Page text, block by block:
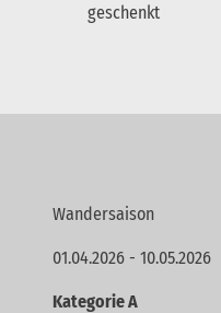
geschenkt
Wandersaison
01.04.2026 - 10.05.2026
Kategorie A